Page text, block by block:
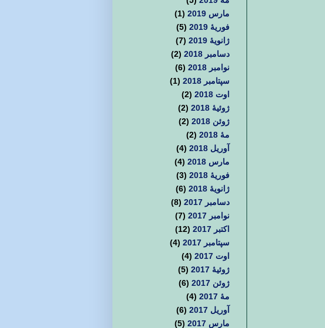
مارس 2019
(1)
فوریهٔ 2019
(5)
ژانویهٔ 2019
(7)
دسامبر 2018
(2)
نوامبر 2018
(6)
سپتامبر 2018
(1)
اوت 2018
(2)
ژوئیهٔ 2018
(2)
ژوئن 2018
(2)
مهٔ 2018
(2)
آوریل 2018
(4)
مارس 2018
(4)
فوریهٔ 2018
(3)
ژانویهٔ 2018
(6)
دسامبر 2017
(8)
نوامبر 2017
(7)
اکتبر 2017
(12)
سپتامبر 2017
(4)
اوت 2017
(4)
ژوئیهٔ 2017
(5)
ژوئن 2017
(6)
مهٔ 2017
(4)
آوریل 2017
(6)
مارس 2017
(5)